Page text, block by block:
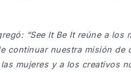
“See It Be It reúne a los
continuar nuestra misión de
mujeres y a los creativos